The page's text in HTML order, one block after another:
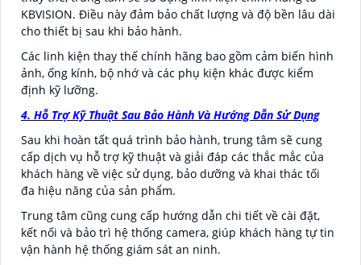
KBVISION. Điều này đảm bảo chất lượng và độ bền lâu dài
cho thiết bị sau khi bảo hành.
Các linh kiện thay thế chính hãng bao gồm cảm biến hình
ảnh, ống kính, bộ nhớ và các phụ kiện khác được kiểm
định kỹ lưỡng.
4. Hỗ Trợ Kỹ Thuật Sau Bảo Hành Và Hướng Dẫn Sử Dụng
Sau khi hoàn tất quá trình bảo hành, trung tâm sẽ cung
cấp dịch vụ hỗ trợ kỹ thuật và giải đáp các thắc mắc của
khách hàng về việc sử dụng, bảo dưỡng và khai thác tối
đa hiệu năng của sản phẩm.
Trung tâm cũng cung cấp hướng dẫn chi tiết về cài đặt,
kết nối và bảo trì hệ thống camera, giúp khách hàng tự tin
vận hành hệ thống giám sát an ninh.